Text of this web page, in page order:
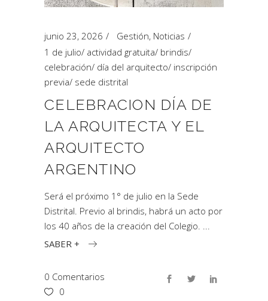
junio 23, 2026 Gestión, Noticias
1 de julio/ actividad gratuita/ brindis/
celebración/ día del arquitecto/ inscripción
previa/ sede distrital
CELEBRACION DÍA DE
LA ARQUITECTA Y EL
ARQUITECTO
ARGENTINO
Será el próximo 1° de julio en la Sede
Distrital. Previo al brindis, habrá un acto por
los 40 años de la creación del Colegio.
SABER +
0 Comentarios
0